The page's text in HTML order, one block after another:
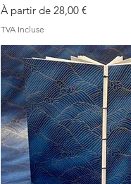
À partir de 28,00 €
Prix promotionnel
TVA Incluse